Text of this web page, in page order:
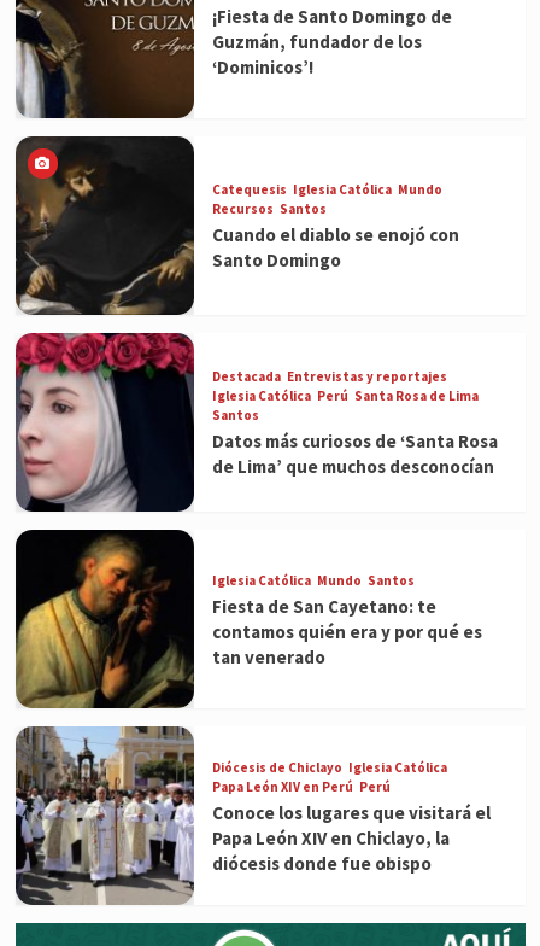
¡Fiesta de Santo Domingo de
Guzmán, fundador de los
‘Dominicos’!
Catequesis Iglesia Católica Mundo
Recursos Santos
Cuando el diablo se enojó con
Santo Domingo
Destacada Entrevistas y reportajes
Iglesia Católica Perú Santa Rosa de Lima
Santos
Datos más curiosos de ‘Santa Rosa
de Lima’ que muchos desconocían
Iglesia Católica Mundo Santos
Fiesta de San Cayetano: te
contamos quién era y por qué es
tan venerado
Diócesis de Chiclayo Iglesia Católica
Papa León XIV en Perú Perú
Conoce los lugares que visitará el
Papa León XIV en Chiclayo, la
diócesis donde fue obispo